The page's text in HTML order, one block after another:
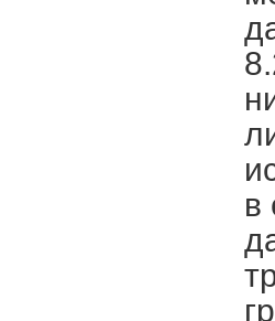
в